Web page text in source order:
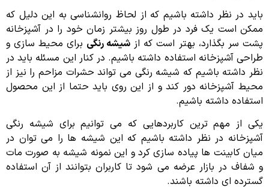
باید در نظر داشته باشیم که از لحاظ روانشناسی به این دلیل که
ممکن است یک فرد در طول روز بیشتر زمان خود را در آشپزخانه
پشت سر بگذارد، بهتر است که ازشیشه رنگی برای محیط سازی و
طراحی آشپزخانه استفاده داشته باشیم. در کنار این مسئله باید در
نظر داشته باشیم که شیشه رنگی می تواند حشرات مزاحم را نیز از
محیط آشپزخانه دور کند و از این روی باید حتما از این محصول
استفاده داشته باشیم.
یکی از مهم ترین کاربردهایی که می توانیم برای شیشه رنگی
آشپزخانه در نظر داشته باشیم که این شیشه ها را می توان در
میان کابینت ها پیاده سازی کرد و این نمونه شیشه به صورت مات
و شفاف در بازار عرضه می شود تا کاربران بتوانند از آن استفاده
گسترده ای داشته باشند.